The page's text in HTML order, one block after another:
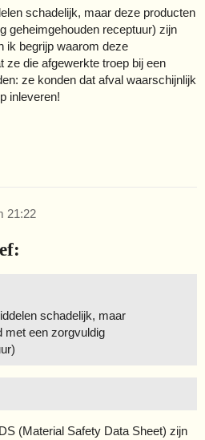
schadelijk, maar deze producten
geheimgehouden receptuur) zijn
ik begrijp waarom deze
ze die afgewerkte troep bij een
ze konden dat afval waarschijnlijk
inleveren!
21:22
schadelijk, maar
met een zorgvuldig
(Material Safety Data Sheet) zijn